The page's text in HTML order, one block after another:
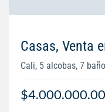
Casas, Venta
Cali, 5 alcobas, 7